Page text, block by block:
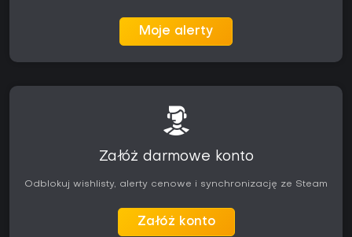
Moje alerty
Załóż darmowe konto
Odblokuj wishlisty, alerty cenowe i synchronizację ze Steam
Załóż konto